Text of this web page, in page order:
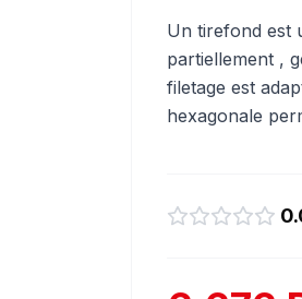
Un tirefond est
partiellement ,
filetage est
hexagonale